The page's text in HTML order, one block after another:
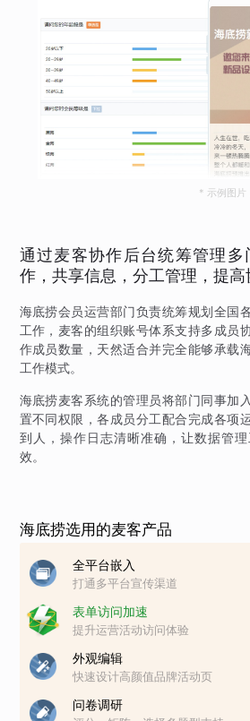
* 示例图片
通过麦客协作后台统筹管理多
作，共享信息，分工管理，提高
海底捞会员运营部门负责统筹规划全国
工作，麦客的组织账号体系支持多成员
作成员数量，天然适合并完全能够承载
工作模式。
海底捞麦客系统的管理员将部门同事加
置不同权限，各成员分工配合完成各项
到人，操作日志清晰准确，让数据管
效。
海底捞选用的麦客产品
全平台嵌入
打通多平台宣传渠道
表单访问加速
提升运营活动访问体验
外观编辑
快速设计高颜值品牌活动页
问卷调研